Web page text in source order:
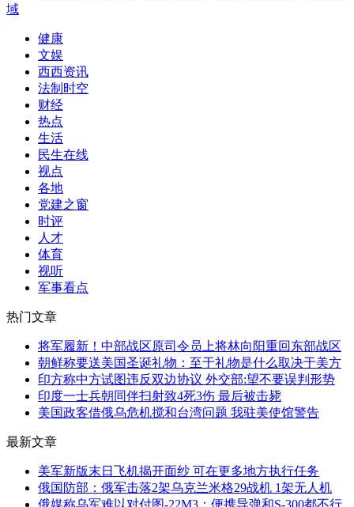
域
健康
文娱
西西资讯
法制时空
财经
热点
生活
民生在线
视点
各地
党建之窗
时评
人才
体育
视听
军事看点
热门文章
将军履新！中部战区原司令员上将林向阳重回东部战区
朝鲜称要送美国圣诞礼物：至于礼物是什么取决于美方
印方称中方试图违反双边协议 外交部:望不要误判形势
印度一士兵朝同伴扫射致4死3伤 最后被击毙
美国政客借俄乌危机搅和台湾问题 我驻美使馆警告
最新文章
美军新版末日飞机揭开面纱 可在更多地方执行任务
俄国防部：俄军击落2架乌克兰米格29战机 1架无人机
俄媒称乌军难以对付图-22M3：便携导弹和S-300都不行